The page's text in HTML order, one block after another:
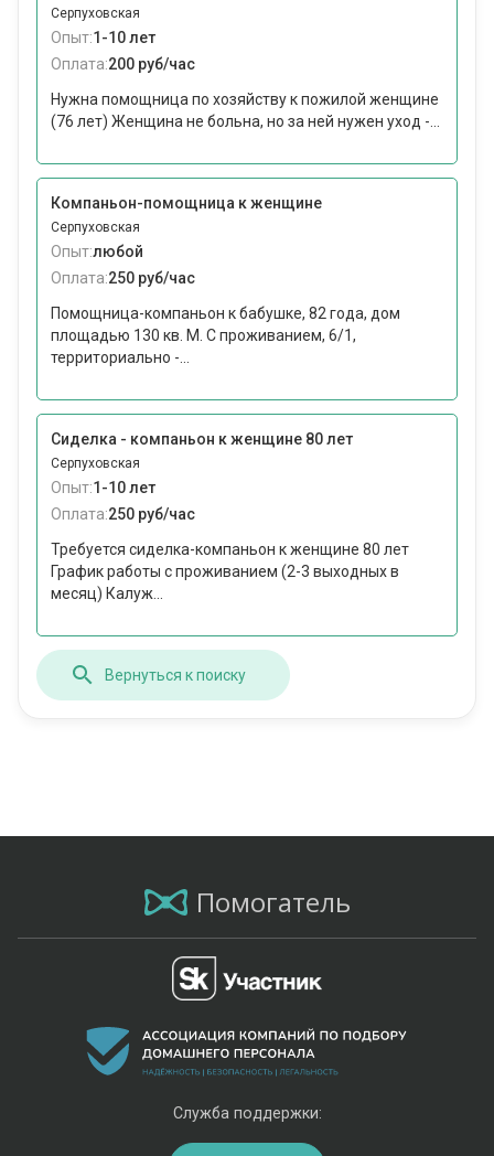
Серпуховская
Опыт:1-10 лет
Оплата:200 руб/час
Нужна помощница по хозяйству к пожилой женщине
(76 лет) Женщина не больна, но за ней нужен уход -...
Компаньон-помощница к женщине
Серпуховская
Опыт:любой
Оплата:250 руб/час
Помощница-компаньон к бабушке, 82 года, дом
площадью 130 кв. М. С проживанием, 6/1,
территориально -...
Сиделка - компаньон к женщине 80 лет
Серпуховская
Опыт:1-10 лет
Оплата:250 руб/час
Требуется сиделка-компаньон к женщине 80 лет
График работы с проживанием (2-3 выходных в
месяц) Калуж...
Вернуться к поиску
Помогатель
Служба поддержки: